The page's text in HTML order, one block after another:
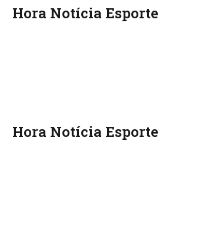
Hora Notícia Esporte
Hora Notícia Esporte